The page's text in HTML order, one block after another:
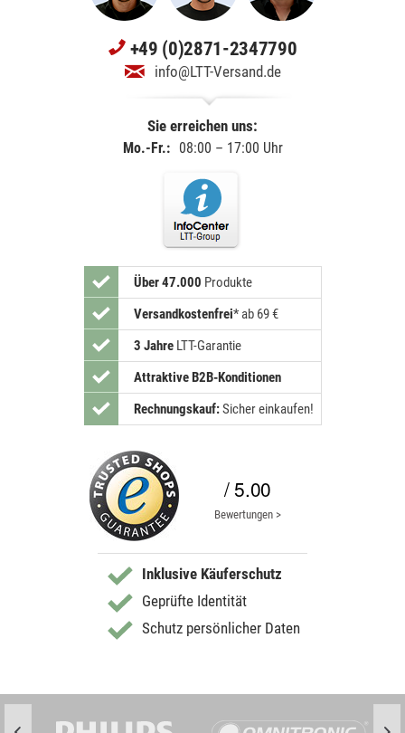
+49 (0)2871-2347790
info@LTT-Versand.de
Sie erreichen uns:
Mo.-Fr.: 08:00 – 17:00 Uhr
Über 47.000 Produkte
Versandkostenfrei* ab 69 €
3 JahreLTT-Garantie
Attraktive B2B-Konditionen
Rechnungskauf:Sicher einkaufen!
/ 5.00
Bewertungen >
Inklusive Käuferschutz
Geprüfte Identität
Schutz persönlicher Daten